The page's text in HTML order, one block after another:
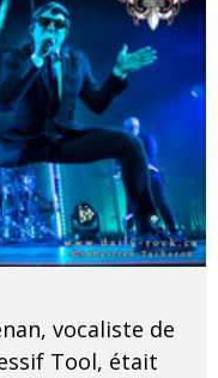
vocaliste de
Tool, était